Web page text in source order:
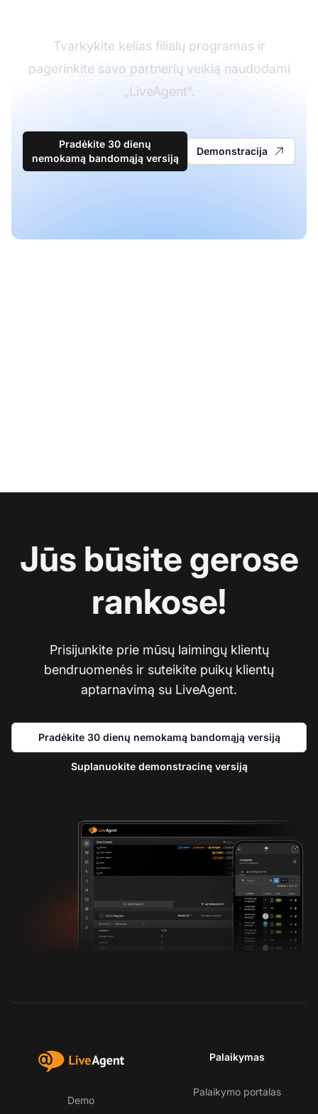
Tvarkykite kelias filialų programas ir
pagerinkite savo partnerių veiklą naudodami
„LiveAgent“.
Pradėkite 30 dienų
nemokamą bandomąją versiją
Demonstracija
Jūs būsite gerose
rankose!
Prisijunkite prie mūsų laimingų klientų
bendruomenės ir suteikite puikų klientų
aptarnavimą su LiveAgent.
Pradėkite 30 dienų nemokamą bandomąją versiją
Suplanuokite demonstracinę versiją
Demo
Palaikymas
Palaikymo portalas